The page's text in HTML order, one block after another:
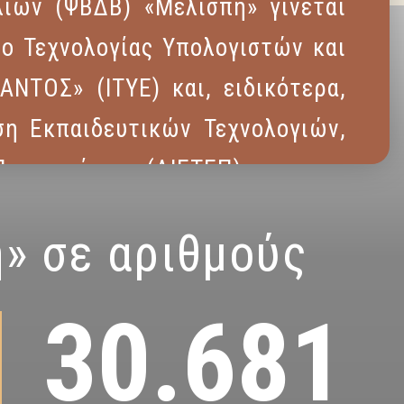
(ΨΒΔΒ) «Μελίσπη» γίνεται
Τεχνολογίας Υπολογιστών και
(ΙΤΥΕ) και, ειδικότερα,
Εκπαιδευτικών Τεχνολογιών,
(ΔΙΕΤΕΠ).
σε αριθμούς
30.681